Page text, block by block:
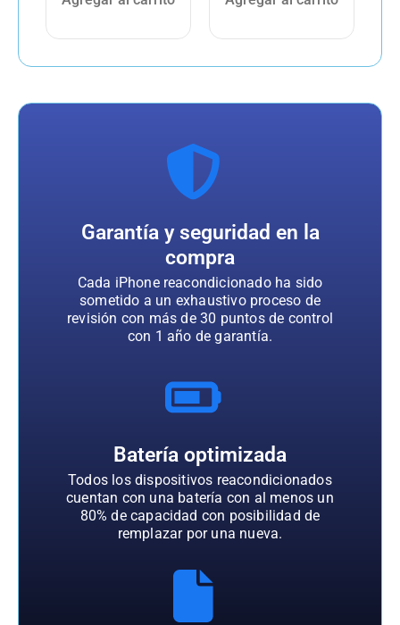
Garantía y seguridad en la
compra
Cada iPhone reacondicionado ha sido
sometido a un exhaustivo proceso de
revisión con más de 30 puntos de control
con 1 año de garantía.
Batería optimizada
Todos los dispositivos reacondicionados
cuentan con una batería con al menos un
80% de capacidad con posibilidad de
remplazar por una nueva.